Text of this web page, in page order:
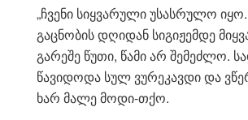
„ჩვენი სიყვარული უსასრულო
გაცნობის დღიდან სიგიჟემდე
გარეშე წუთი, წამი არ შემეძლო.
წავიდოდა სულ ვურეკავდი და
ხარ მალე მოდი-თქო.